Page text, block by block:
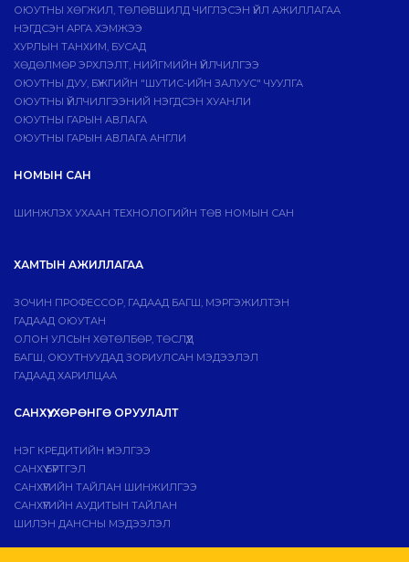
ОЮУТНЫ ХӨГЖИЛ, ТӨЛӨВШИЛД ЧИГЛЭСЭН ҮЙЛ АЖИЛЛАГАА
НЭГДСЭН АРГА ХЭМЖЭЭ
ХУРЛЫН ТАНХИМ, БУСАД
ХӨДӨЛМӨР ЭРХЛЭЛТ, НИЙГМИЙН ҮЙЛЧИЛГЭЭ
ОЮУТНЫ ДУУ, БҮЖГИЙН "ШУТИС-ИЙН ЗАЛУУС" ЧУУЛГА
ОЮУТНЫ ҮЙЛЧИЛГЭЭНИЙ НЭГДСЭН ХУАНЛИ
ОЮУТНЫ ГАРЫН АВЛАГА
ОЮУТНЫ ГАРЫН АВЛАГА АНГЛИ
НОМЫН САН
ШИНЖЛЭХ УХААН ТЕХНОЛОГИЙН ТӨВ НОМЫН САН
ХАМТЫН АЖИЛЛАГАА
ЗОЧИН ПРОФЕССОР, ГАДААД БАГШ, МЭРГЭЖИЛТЭН
ГАДААД ОЮУТАН
ОЛОН УЛСЫН ХӨТӨЛБӨР, ТӨСЛҮҮД
БАГШ, ОЮУТНУУДАД ЗОРИУЛСАН МЭДЭЭЛЭЛ
ГАДААД ХАРИЛЦАА
САНХҮҮ, ХӨРӨНГӨ ОРУУЛАЛТ
НЭГ КРЕДИТИЙН ҮНЭЛГЭЭ
САНХҮҮ БҮРТГЭЛ
САНХҮҮГИЙН ТАЙЛАН ШИНЖИЛГЭЭ
САНХҮҮГИЙН АУДИТЫН ТАЙЛАН
ШИЛЭН ДАНСНЫ МЭДЭЭЛЭЛ